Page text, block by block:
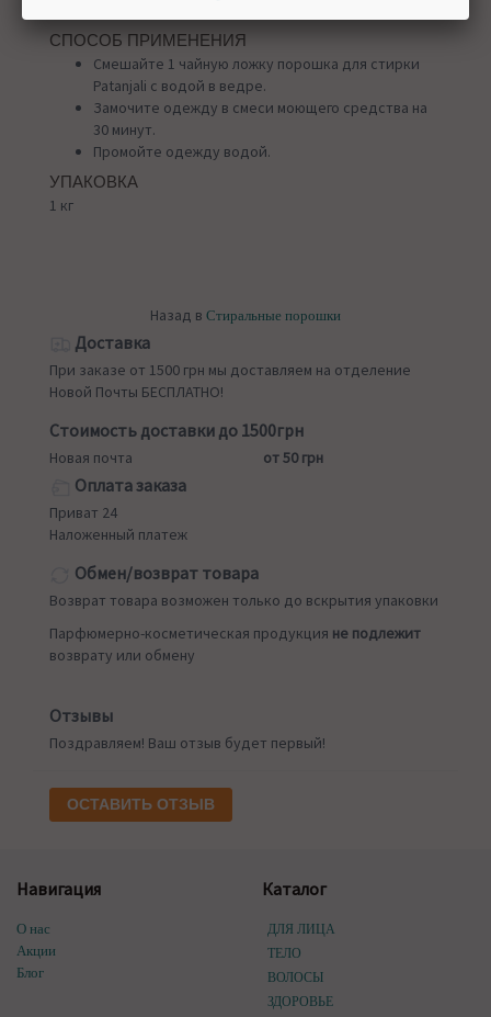
СПОСОБ ПРИМЕНЕНИЯ
Смешайте 1 чайную ложку порошка для стирки
Patanjali с водой в ведре.
Замочите одежду в смеси моющего средства на
30 минут.
Промойте одежду водой.
УПАКОВКА
1 кг
Назад в Стиральные порошки
Доставка
При заказе от 1500 грн мы доставляем на отделение
Новой Почты БЕСПЛАТНО!
Стоимость доставки до 1500грн
Новая почта от 50 грн
Оплата заказа
Приват 24
Наложенный платеж
Обмен/возврат товара
Возврат товара возможен только до вскрытия упаковки
Парфюмерно-косметическая продукция не подлежит
возврату или обмену
Отзывы
Поздравляем! Ваш отзыв будет первый!
ОСТАВИТЬ ОТЗЫВ
Навигация
О нас
Акции
Блог
Каталог
ДЛЯ ЛИЦА
ТЕЛО
ВОЛОСЫ
ЗДОРОВЬЕ